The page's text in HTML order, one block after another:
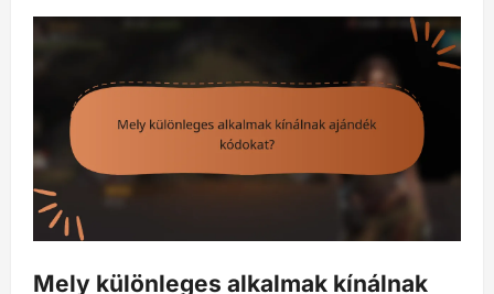
Mely különleges alkalmak kínálnak